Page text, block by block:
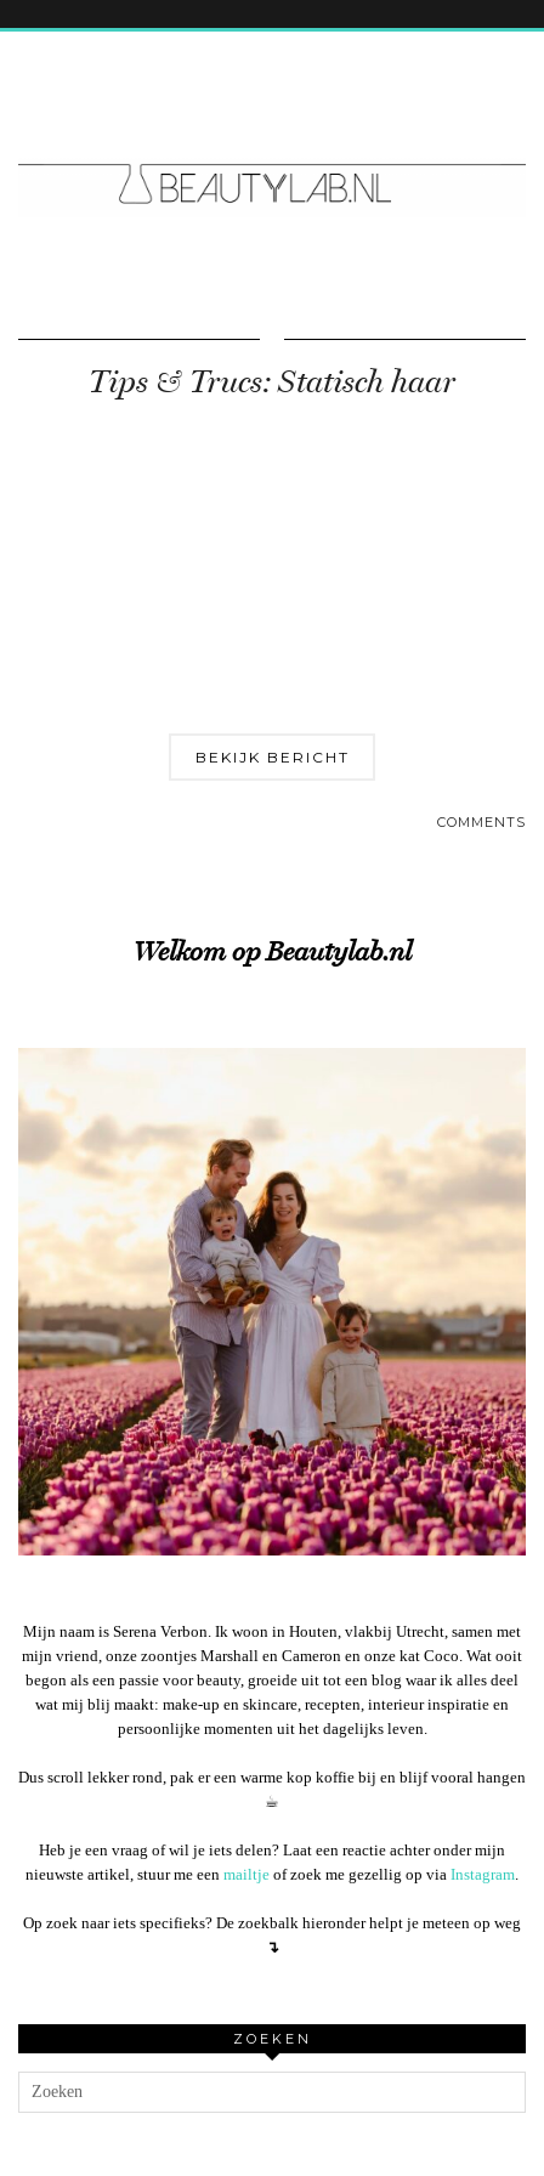
Tips & Trucs: Statisch haar
BEKIJK BERICHT
COMMENTS
Welkom op Beautylab.nl
Mijn naam is Serena Verbon. Ik woon in Houten, vlakbij Utrecht, samen met
mijn vriend, onze zoontjes Marshall en Cameron en onze kat Coco. Wat ooit
begon als een passie voor beauty, groeide uit tot een blog waar ik alles deel
wat mij blij maakt: make-up en skincare, recepten, interieur inspiratie en
persoonlijke momenten uit het dagelijks leven.
Dus scroll lekker rond, pak er een warme kop koffie bij en blijf vooral hangen
☕︎
Heb je een vraag of wil je iets delen? Laat een reactie achter onder mijn
nieuwste artikel, stuur me een mailtje of zoek me gezellig op via Instagram
Op zoek naar iets specifieks? De zoekbalk hieronder helpt je meteen op weg
↴
ZOEKEN